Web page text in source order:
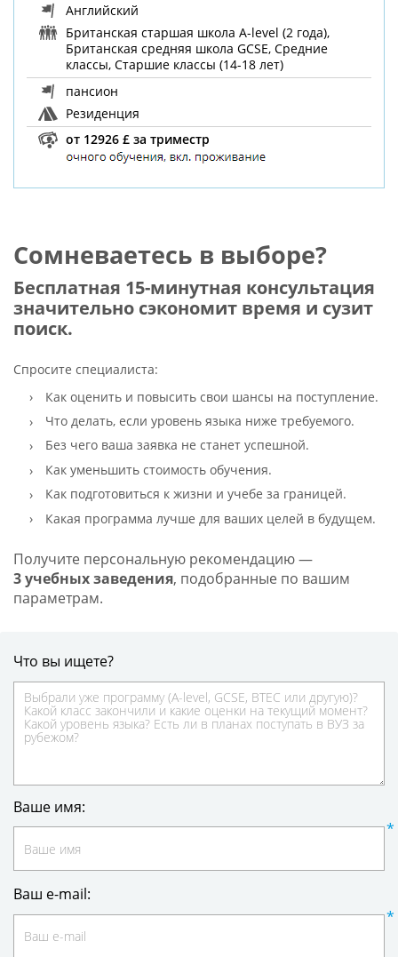
Английский
Британская старшая школа A-level (2 года),
Британская средняя школа GCSE, Средние
классы, Старшие классы (14-18 лет)
пансион
Резиденция
от 12926 £ за триместр
Сомневаетесь в выборе?
Бесплатная 15-минутная консультация
значительно сэкономит время и сузит
поиск.
Спросите специалиста:
Как оценить и повысить свои шансы на поступление.
Что делать, если уровень языка ниже требуемого.
Без чего ваша заявка не станет успешной.
Как уменьшить стоимость обучения.
Как подготовиться к жизни и учебе за границей.
Какая программа лучше для ваших целей в будущем.
Получите персональную рекомендацию —
3 учебных заведения, подобранные по вашим
параметрам.
Что вы ищете?
Ваше имя:
Ваш e-mail: